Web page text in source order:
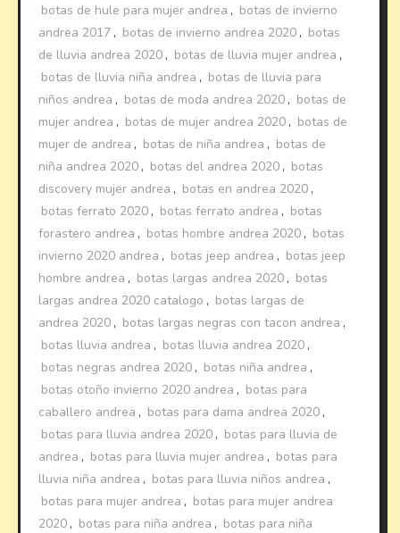
botas de hule para mujer andrea , botas de invierno
andrea 2017 , botas de invierno andrea 2020 , botas
de lluvia andrea 2020 , botas de lluvia mujer andrea ,
botas de lluvia niña andrea , botas de lluvia para
niños andrea , botas de moda andrea 2020 , botas de
mujer andrea , botas de mujer andrea 2020 , botas de
mujer de andrea , botas de niña andrea , botas de
niña andrea 2020 , botas del andrea 2020 , botas
discovery mujer andrea , botas en andrea 2020 ,
botas ferrato 2020 , botas ferrato andrea , botas
forastero andrea , botas hombre andrea 2020 , botas
invierno 2020 andrea , botas jeep andrea , botas jeep
hombre andrea , botas largas andrea 2020 , botas
largas andrea 2020 catalogo , botas largas de
andrea 2020 , botas largas negras con tacon andrea ,
botas lluvia andrea , botas lluvia andrea 2020 ,
botas negras andrea 2020 , botas niña andrea ,
botas otoño invierno 2020 andrea , botas para
caballero andrea , botas para dama andrea 2020 ,
botas para lluvia andrea 2020 , botas para lluvia de
andrea , botas para lluvia mujer andrea , botas para
lluvia niña andrea , botas para lluvia niños andrea ,
botas para mujer andrea , botas para mujer andrea
2020 , botas para niña andrea , botas para niña